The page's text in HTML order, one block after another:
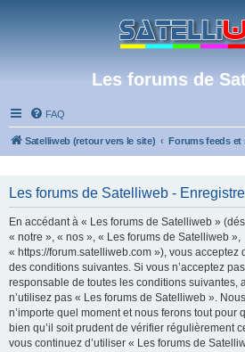
Les forums de
FAQ
Satelliweb (retour vers le site) Forums feeds et
Les forums de Satelliweb -
En accédant à « Les forums de Satelliweb »
« notre », « nos », « Les forums de Satelliweb »,
« https://forum.satelliweb.com »), vous acceptez
des conditions suivantes. Si vous n’acceptez
responsable de toutes les conditions suivantes,
n’utilisez pas « Les forums de Satelliweb ».
n’importe quel moment et nous ferons tout pour
bien qu’il soit prudent de vérifier régulièrement
vous continuez d’utiliser « Les forums de